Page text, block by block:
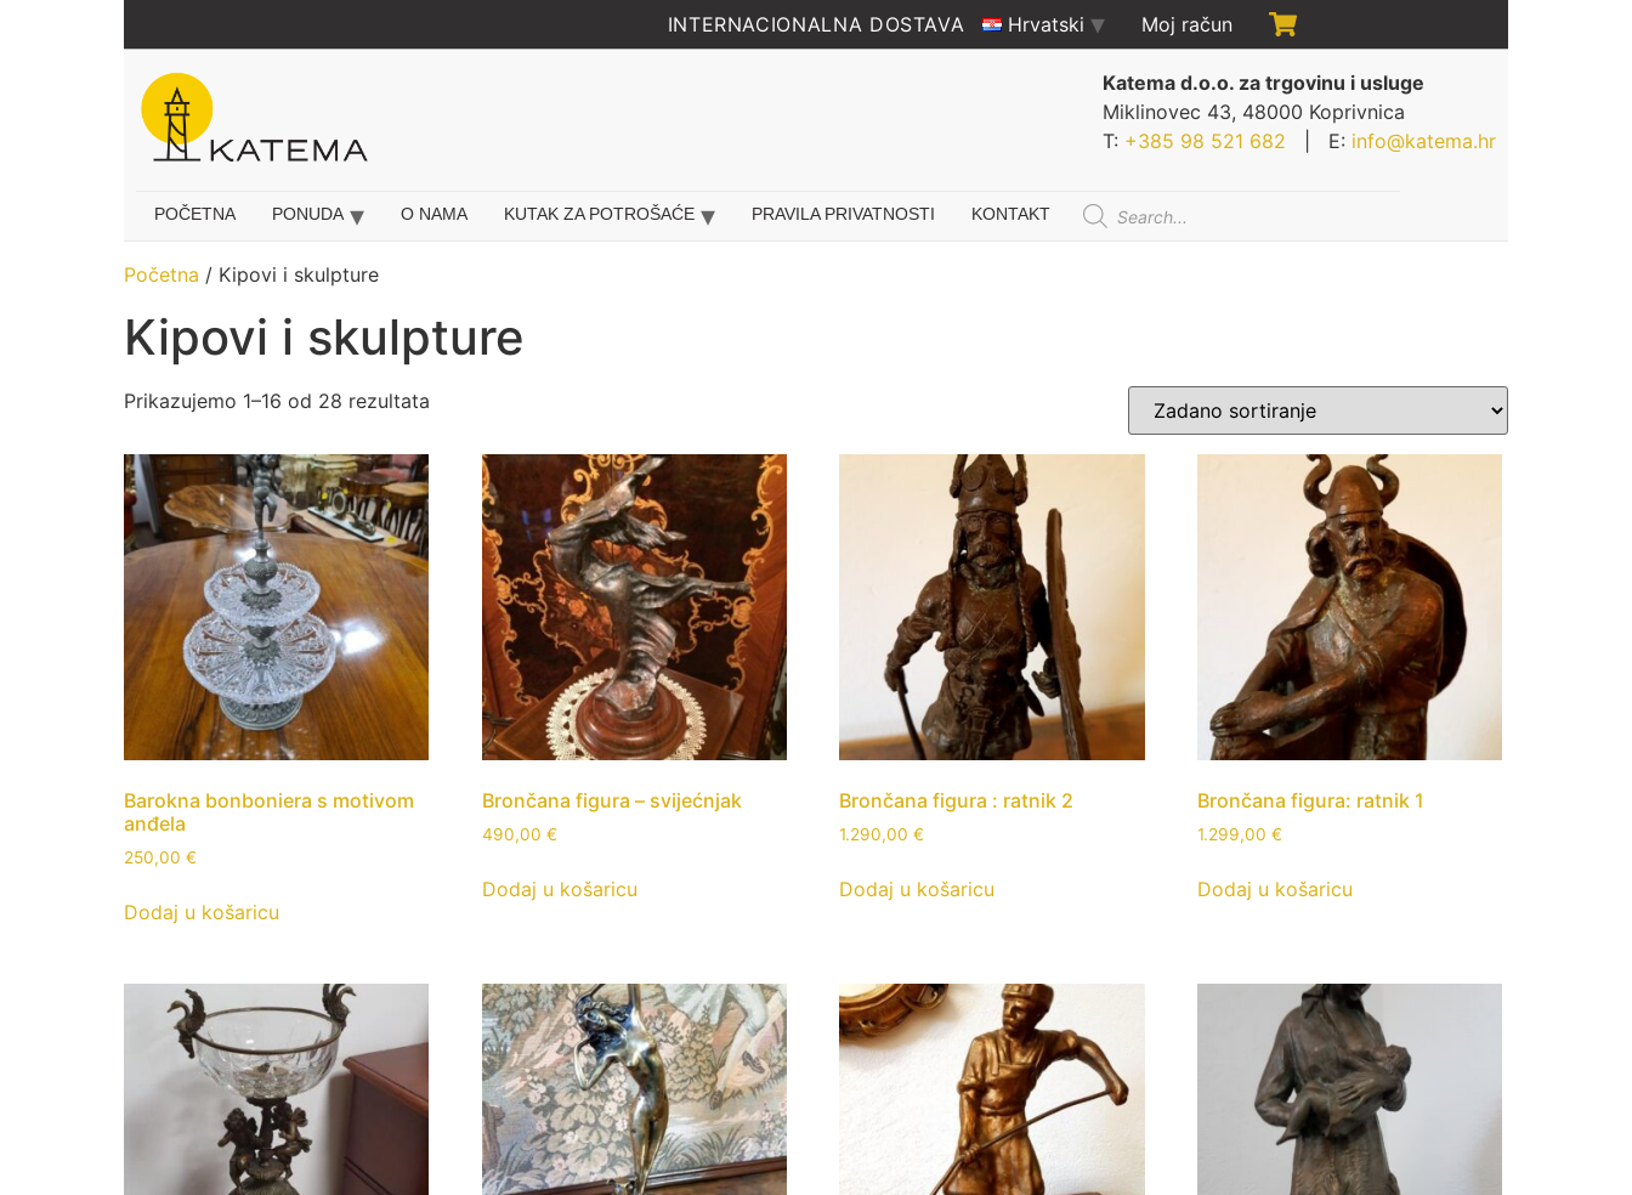
INTERNACIONALNA DOSTAVA Hrvatski Moj račun
Katema d.o.o. za trgovinu i usluge
Miklinovec 43, 48000 Koprivnica
T: +385 98 521 682 | E: info@katema.hr
POČETNA PONUDA O NAMA KUTAK ZA POTROŠAĆE PRAVILA PRIVATNOSTI KONTAKT
Products
search
Početna / Kipovi i skulpture
Kipovi i skulpture
Prikazujemo 1–16 od 28 rezultata
Barokna bonboniera s motivom
anđela
250,00 €
Dodaj u košaricu
Brončana figura – svijećnjak
490,00 €
Dodaj u košaricu
Brončana figura : ratnik 2
1.290,00€
Dodaj u košaricu
Brončana figura: ratnik 1
1.299,00€
Dodaj u košaricu